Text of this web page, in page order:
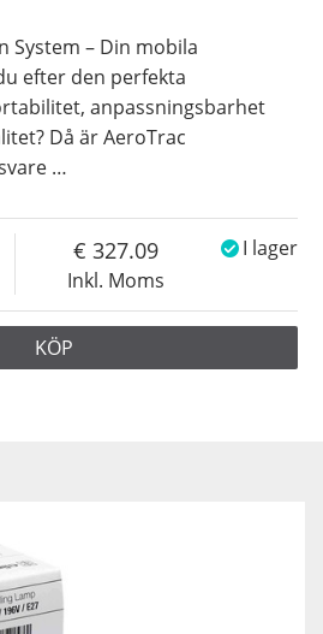
System – Din mobila
efter den perfekta
anpassningsbarhet
Då är AeroTrac
…
Inkl. Moms
327.09 I lager
KÖP